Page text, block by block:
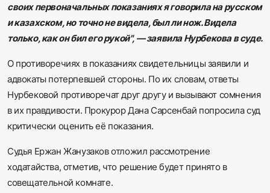
своих первоначальных показаниях я говорила на русском
и казахском, но точно не видела, был ли нож. Видела
только, как он бил его рукой", — заявила Нурбекова в суде.
О противоречиях в показаниях свидетельницы заявили и
адвокаты потерпевшей стороны. По их словам, ответы
Нурбековой противоречат друг другу и вызывают сомнения
в их правдивости. Прокурор Дана Сарсенбай попросила суд
критически оценить её показания.
Судья Ержан Жанузаков отложил рассмотрение
ходатайства, отметив, что решение будет принято в
совещательной комнате.